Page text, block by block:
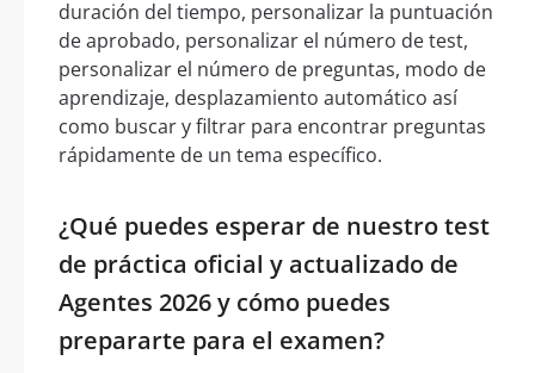
duración del tiempo, personalizar la puntuación
de aprobado, personalizar el número de test,
personalizar el número de preguntas, modo de
aprendizaje, desplazamiento automático así
como buscar y filtrar para encontrar preguntas
rápidamente de un tema específico.
¿Qué puedes esperar de nuestro test
de práctica oficial y actualizado de
Agentes 2026 y cómo puedes
prepararte para el examen?